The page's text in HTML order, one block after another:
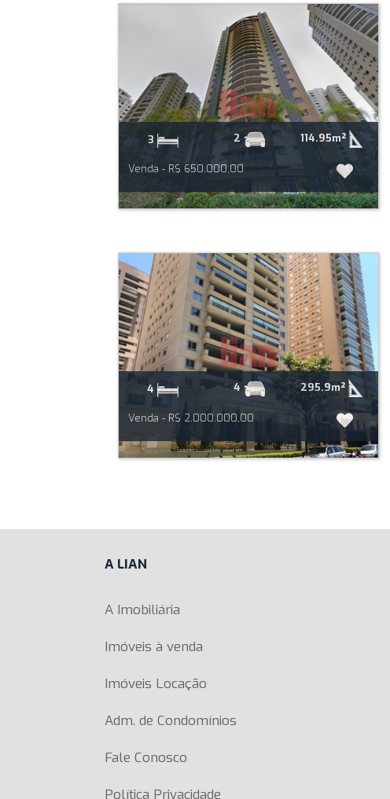
3 2 114.95m²
Venda - R$ 650.000,00
4 4 295.9m²
Venda - R$ 2.000.000,00
A LIAN
A Imobiliária
Imóveis à venda
Imóveis Locação
Adm. de Condomínios
Fale Conosco
Política Privacidade